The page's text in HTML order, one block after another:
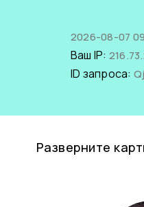
2026-08-07
Ваш IP:
ID запроса:
Разверните